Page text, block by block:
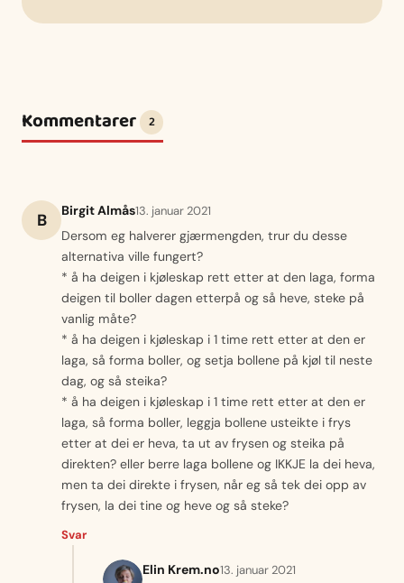
Kommentarer 2
B Birgit Almås13. januar 2021
Dersom eg halverer gjærmengden, trur du desse
alternativa ville fungert?
* å ha deigen i kjøleskap rett etter at den laga, forma
deigen til boller dagen etterpå og så heve, steke på
vanlig måte?
* å ha deigen i kjøleskap i 1 time rett etter at den er
laga, så forma boller, og setja bollene på kjøl til neste
dag, og så steika?
* å ha deigen i kjøleskap i 1 time rett etter at den er
laga, så forma boller, leggja bollene usteikte i frys
etter at dei er heva, ta ut av frysen og steika på
direkten? eller berre laga bollene og IKKJE la dei heva,
men ta dei direkte i frysen, når eg så tek dei opp av
frysen, la dei tine og heve og så steke?
Svar
Elin Krem.no13. januar 2021